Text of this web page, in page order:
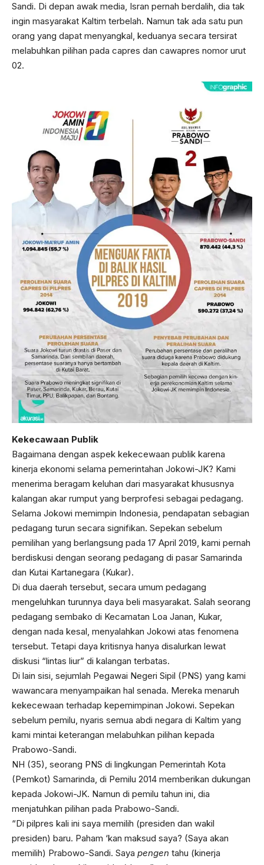
Sandi. Di depan awak media, Isran pernah berdalih, dia tak
ingin masyarakat Kaltim terbelah. Namun tak ada satu pun
orang yang dapat menyangkal, keduanya secara tersirat
melabuhkan pilihan pada capres dan cawapres nomor urut
02.
Kekecawaan Publik
Bagaimana dengan aspek kekecewaan publik karena
kinerja ekonomi selama pemerintahan Jokowi-JK? Kami
menerima beragam keluhan dari masyarakat khususnya
kalangan akar rumput yang berprofesi sebagai pedagang.
Selama Jokowi memimpin Indonesia, pendapatan sebagian
pedagang turun secara signifikan. Sepekan sebelum
pemilihan yang berlangsung pada 17 April 2019, kami pernah
berdiskusi dengan seorang pedagang di pasar Samarinda
dan Kutai Kartanegara (Kukar).
Di dua daerah tersebut, secara umum pedagang
mengeluhkan turunnya daya beli masyarakat. Salah seorang
pedagang sembako di Kecamatan Loa Janan, Kukar,
dengan nada kesal, menyalahkan Jokowi atas fenomena
tersebut. Tetapi daya kritisnya hanya disalurkan lewat
diskusi “lintas liur” di kalangan terbatas.
Di lain sisi, sejumlah Pegawai Negeri Sipil (PNS) yang kami
wawancara menyampaikan hal senada. Mereka menaruh
kekecewaan terhadap kepemimpinan Jokowi. Sepekan
sebelum pemilu, nyaris semua abdi negara di Kaltim yang
kami mintai keterangan melabuhkan pilihan kepada
Prabowo-Sandi.
NH (35), seorang PNS di lingkungan Pemerintah Kota
(Pemkot) Samarinda, di Pemilu 2014 memberikan dukungan
kepada Jokowi-JK. Namun di pemilu tahun ini, dia
menjatuhkan pilihan pada Prabowo-Sandi.
“Di pilpres kali ini saya memilih (presiden dan wakil
presiden) baru. Paham ‘kan maksud saya? (Saya akan
memilih) Prabowo-Sandi. Saya pengen tahu (kinerja